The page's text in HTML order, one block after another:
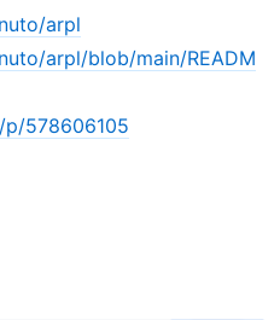
arpl
arpl/blob/main/READM
p/578606105